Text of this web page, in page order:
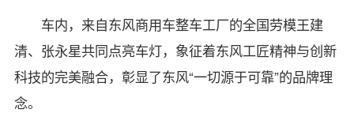
车内，来自东风商用车整车工厂的全国劳模王建
清、张永星共同点亮车灯，象征着东风工匠精神与创新
科技的完美融合，彰显了东风“一切源于可靠”的品牌理
念。